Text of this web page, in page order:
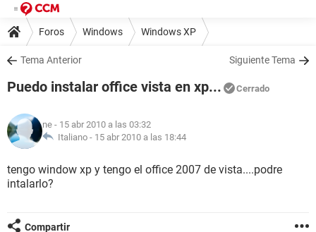
Foros Windows Windows XP
Tema Anterior Siguiente Tema
Puedo instalar office vista en xp... Cerrado
ne - 15 abr 2010 a las 03:32
Italiano - 15 abr 2010 a las 18:44
tengo window xp y tengo el office 2007 de vista....podre
intalarlo?
Compartir